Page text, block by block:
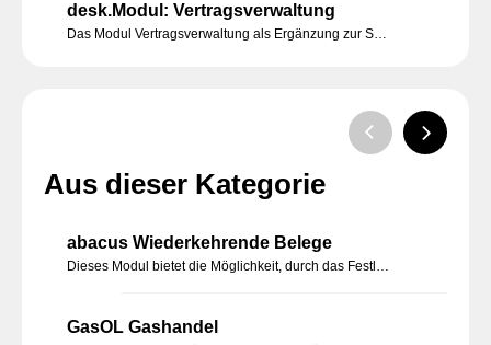
desk.Modul: Vertragsverwaltung
Das Modul Vertragsverwaltung als Ergänzung zur Sage Office Line Warenwirtschaft ermöglicht die Anlage, Abrechnung und Verwaltung von Verträgen.
Aus dieser Kategorie
abacus Wiederkehrende Belege
Dieses Modul bietet die Möglichkeit, durch das Festlegen von Zeitintervallen in der Belegbearbeitung, das Erzeugen dieser Belege manuell oder automatisiert ablaufen zu lassen. Sie müssen nur einmalig die Informationen und das Intervall bestimmen.
GasOL Gashandel